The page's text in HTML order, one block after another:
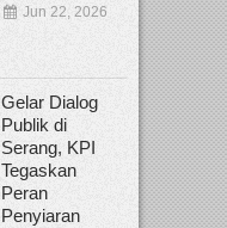
Jun 22, 2026
Gelar Dialog
Publik di
Serang, KPI
Tegaskan
Peran
Penyiaran